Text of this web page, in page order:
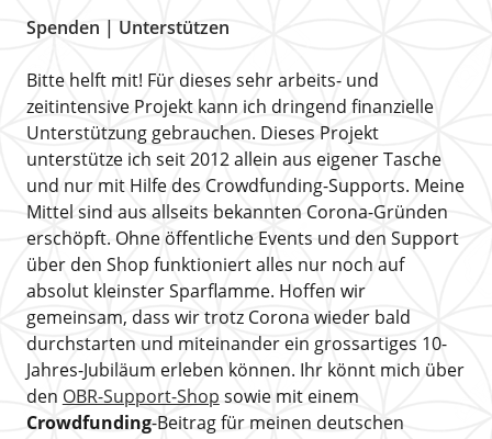
Spenden | Unterstützen
Bitte helft mit! Für dieses sehr arbeits- und
zeitintensive Projekt kann ich dringend finanzielle
Unterstützung gebrauchen. Dieses Projekt
unterstütze ich seit 2012 allein aus eigener Tasche
und nur mit Hilfe des Crowdfunding-Supports. Meine
Mittel sind aus allseits bekannten Corona-Gründen
erschöpft. Ohne öffentliche Events und den Support
über den Shop funktioniert alles nur noch auf
absolut kleinster Sparflamme. Hoffen wir
gemeinsam, dass wir trotz Corona wieder bald
durchstarten und miteinander ein grossartiges 10-
Jahres-Jubiläum erleben können. Ihr könnt mich über
den OBR-Support-Shop sowie mit einem
Crowdfunding-Beitrag für meinen deutschen